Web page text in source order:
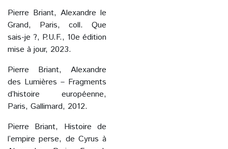
Pierre Briant, Alexandre le
Grand, Paris, coll. Que
sais-je ?, P.U.F., 10e édition
mise à jour, 2023.
Pierre Briant, Alexandre
des Lumières – Fragments
d’histoire européenne,
Paris, Gallimard, 2012.
Pierre Briant, Histoire de
l’empire perse, de Cyrus à